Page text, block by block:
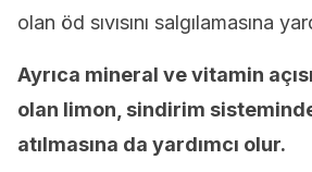
olan öd sıvısını salgılamasına
Ayrıca mineral ve vitamin
olan limon, sindirim
atılmasına da yardımcı olur.